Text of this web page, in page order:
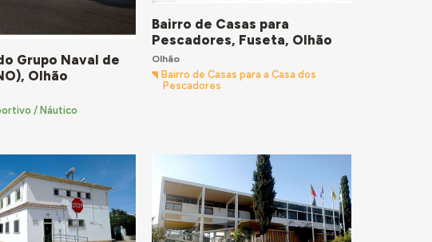
Grupo Naval de
Olhão
/ Náutico
Bairro de Casas para
Pescadores, Fuseta, Olhão
Olhão
Bairro de Casas para a Casa dos
Pescadores